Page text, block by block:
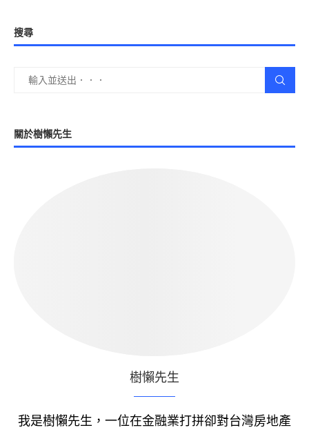
搜尋
關於樹懶先生
樹懶先生
我是樹懶先生，一位在金融業打拼卻對台灣房地產